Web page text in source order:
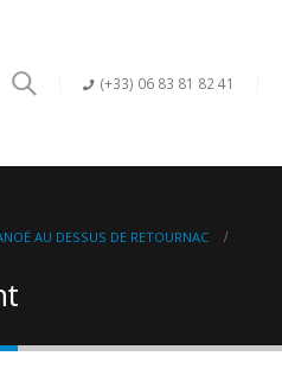
(+33) 06 83 81 82 41
AU DESSUS DE RETOURNAC